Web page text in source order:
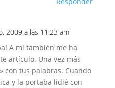
2009 a las 11:23 am
A mí también me ha
artículo. Una vez más
con tus palabras. Cuando
y la portaba lidié con